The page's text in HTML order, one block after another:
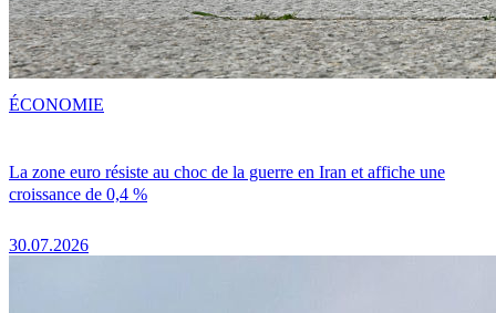
La zone euro résiste au choc de la guerre en Iran et affiche une
croissance de 0,4 %
30.07.2026
ÉCONOMIE